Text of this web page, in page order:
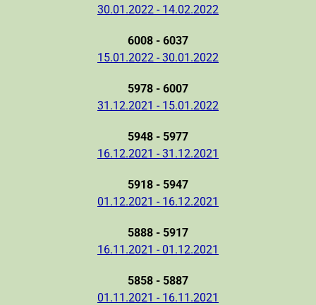
30.01.2022 - 14.02.2022
6008 - 6037
15.01.2022 - 30.01.2022
5978 - 6007
31.12.2021 - 15.01.2022
5948 - 5977
16.12.2021 - 31.12.2021
5918 - 5947
01.12.2021 - 16.12.2021
5888 - 5917
16.11.2021 - 01.12.2021
5858 - 5887
01.11.2021 - 16.11.2021